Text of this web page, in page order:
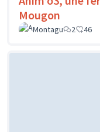
Mougon
Montagu
2 46